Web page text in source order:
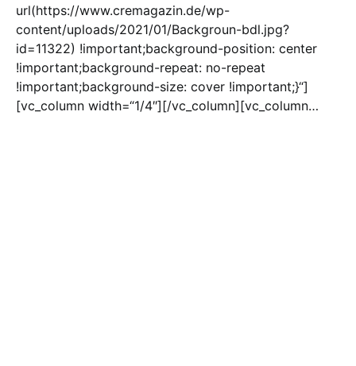
url(https://www.cremagazin.de/wp-
content/uploads/2021/01/Backgroun-bdl.jpg?
id=11322) !important;background-position: center
!important;background-repeat: no-repeat
!important;background-size: cover !important;}“]
[vc_column width=“1/4″][/vc_column][vc_column…